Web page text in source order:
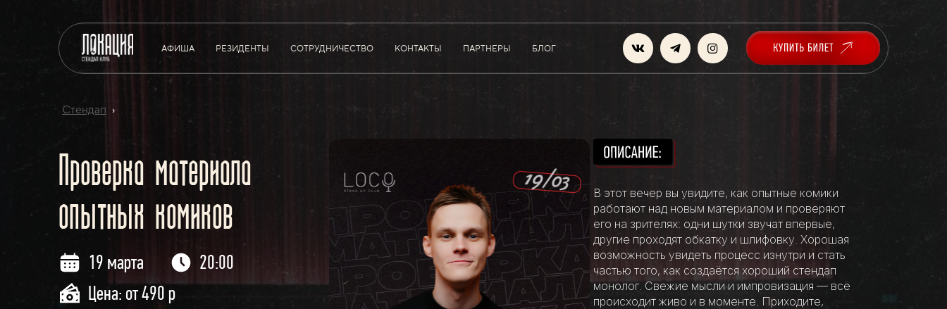
АФИША РЕЗИДЕНТЫ СОТРУДНИЧЕСТВО КОНТАКТЫ ПАРТНЕРЫ БЛОГ
Стендап ›
Проверка материала
опытных комиков
19 марта
20:00
Цена: от 490 р
В этот вечер вы увидите, как опытные комики
работают над новым материалом и проверяют
его на зрителях: одни шутки звучат впервые,
другие проходят обкатку и шлифовку. Хорошая
возможность увидеть процесс изнутри и стать
частью того, как создаётся хороший стендап
монолог. Свежие мысли и импровизация — всё
происходит живо и в моменте. Приходите,